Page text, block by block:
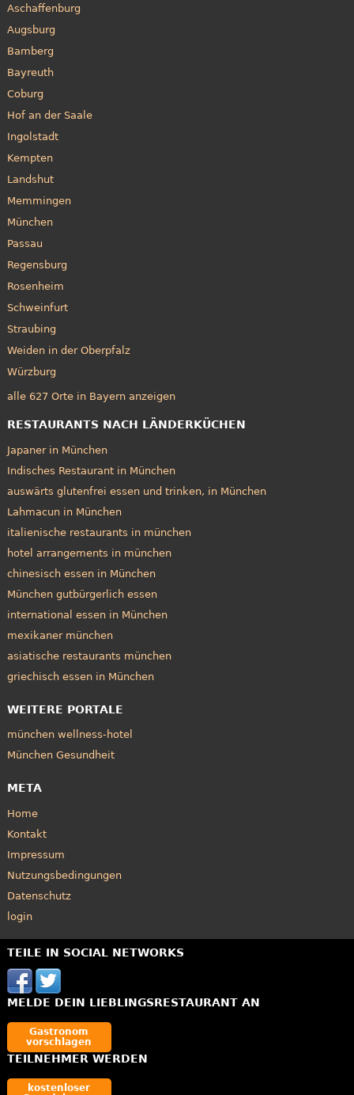
Aschaffenburg
Augsburg
Bamberg
Bayreuth
Coburg
Hof an der Saale
Ingolstadt
Kempten
Landshut
Memmingen
München
Passau
Regensburg
Rosenheim
Schweinfurt
Straubing
Weiden in der Oberpfalz
Würzburg
alle 627 Orte in Bayern anzeigen
RESTAURANTS NACH LÄNDERKÜCHEN
Japaner in München
Indisches Restaurant in München
auswärts glutenfrei essen und trinken, in München
Lahmacun in München
italienische restaurants in münchen
hotel arrangements in münchen
chinesisch essen in München
München gutbürgerlich essen
international essen in München
mexikaner münchen
asiatische restaurants münchen
griechisch essen in München
WEITERE PORTALE
münchen wellness-hotel
München Gesundheit
META
Home
Kontakt
Impressum
Nutzungsbedingungen
Datenschutz
login
TEILE IN SOCIAL NETWORKS
MELDE DEIN LIEBLINGSRESTAURANT AN
Gastronom
vorschlagen
TEILNEHMER WERDEN
kostenloser